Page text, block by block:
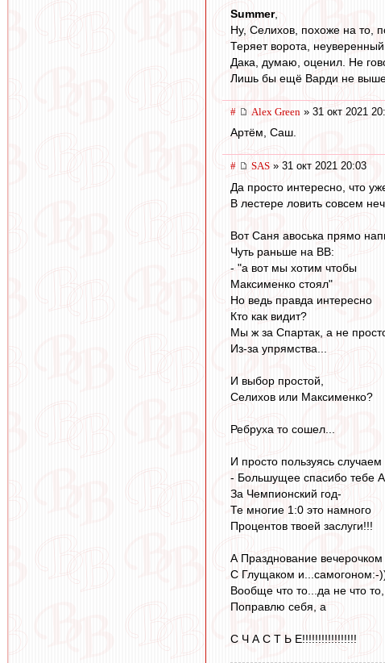
Summer,
Ну, Селихов, похоже на то,
Теряет ворота,
Дака, думаю, оценил. Не
Лишь бы ещё Варди не
# Alex Green » 31 окт 2021
Артём, Саш.
# SAS » 31 окт 2021 20:03
Да просто интересно, что
В лестере ловить совсем
Вот Саня авоська прямо
Чуть раньше на ВВ:
- "а вот мы хотим чтобы
Максименко стоял"
Но ведь правда интересно
Кто как видит?
Мы ж за Спартак, а не
Из-за упрямства...
И выбор простой,
Селихов или Максименко?
Ребруха то сошел...
И просто пользуясь случаем
- Большущее спасибо тебе
За Чемпионский год-
Те многие 1:0 это намного
Процентов твоей заслуги!!!
А Празднование вечерочком
С Глущаком и...самогоном:-
Вообще что то...да не что то,
Поправлю себя, а
С Ч А С Т Ь Е!!!!!!!!!!!!!!!!!